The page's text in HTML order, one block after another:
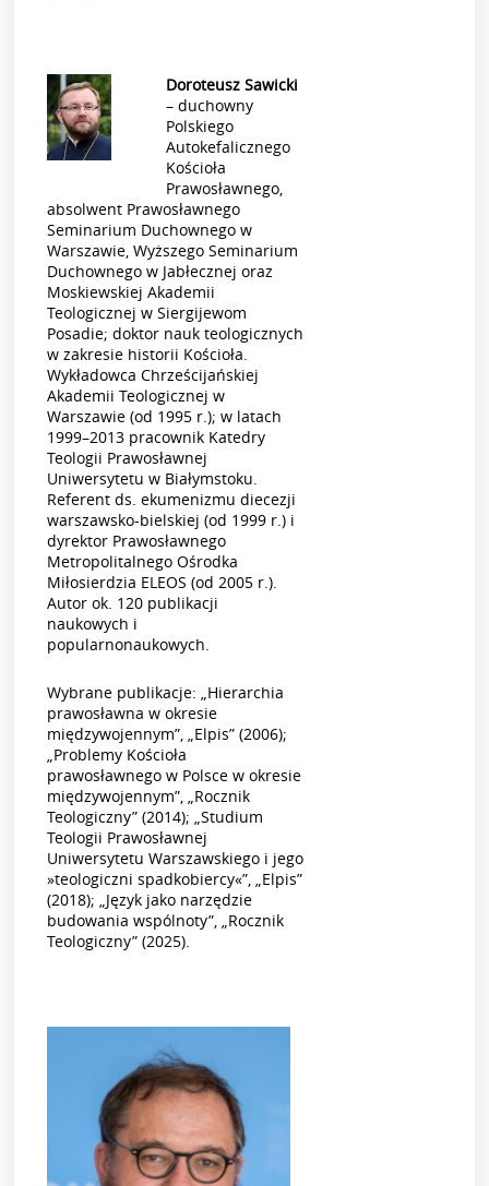
Doroteusz Sawicki
– duchowny
Polskiego
Autokefalicznego
Kościoła
Prawosławnego,
absolwent Prawosławnego
Seminarium Duchownego w
Warszawie, Wyższego Seminarium
Duchownego w Jabłecznej oraz
Moskiewskiej Akademii
Teologicznej w Siergijewom
Posadie; doktor nauk teologicznych
w zakresie historii Kościoła.
Wykładowca Chrześcijańskiej
Akademii Teologicznej w
Warszawie (od 1995 r.); w latach
1999–2013 pracownik Katedry
Teologii Prawosławnej
Uniwersytetu w Białymstoku.
Referent ds. ekumenizmu diecezji
warszawsko-bielskiej (od 1999 r.) i
dyrektor Prawosławnego
Metropolitalnego Ośrodka
Miłosierdzia ELEOS (od 2005 r.).
Autor ok. 120 publikacji
naukowych i
popularnonaukowych.
Wybrane publikacje: „Hierarchia
prawosławna w okresie
międzywojennym”, „Elpis” (2006);
„Problemy Kościoła
prawosławnego w Polsce w okresie
międzywojennym”, „Rocznik
Teologiczny” (2014); „Studium
Teologii Prawosławnej
Uniwersytetu Warszawskiego i jego
»teologiczni spadkobiercy«”, „Elpis”
(2018); „Język jako narzędzie
budowania wspólnoty”, „Rocznik
Teologiczny” (2025).